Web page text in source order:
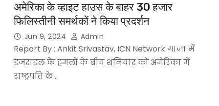
अमेरिका के व्हाइट हाउस के बाहर 30 हजार
फिलिस्तीनी समर्थकों ने किया प्रदर्शन
Jun 9, 2024 Admin
Report By : Ankit Srivastav, ICN Network गाजा में
इजराइल के हमलों के बीच शनिवार को अमेरिका में
राष्ट्रपति के…